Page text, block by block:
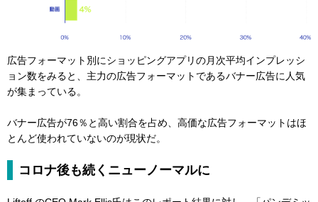
広告フォーマット別にショッピングアプリの月次平均インプレッシ
ョン数をみると、主力の広告フォーマットであるバナー広告に人気
が集まっている。
バナー広告が76％と高い割合を占め、高価な広告フォーマットはほ
とんど使われていないのが現状だ。
コロナ後も続くニューノーマルに